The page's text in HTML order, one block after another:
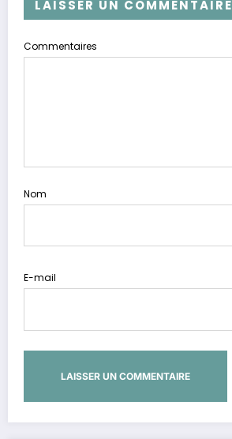
LAISSER UN COMMENTAIRE
Commentaires
Nom
E-mail